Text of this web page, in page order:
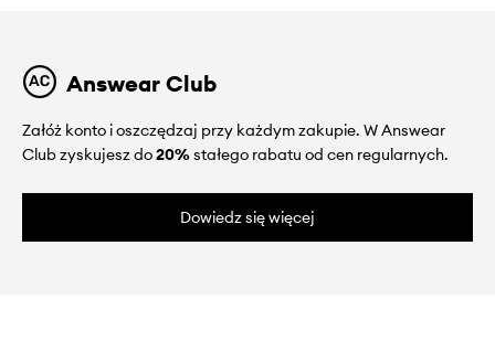
Answear Club
Załóż konto i oszczędzaj przy każdym zakupie. W Answear
Club zyskujesz do20%stałego rabatu od cen regularnych.
Dowiedz się więcej